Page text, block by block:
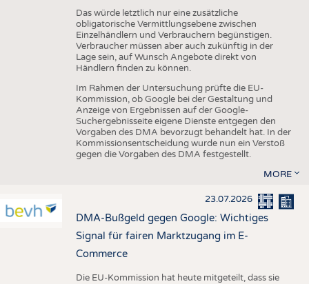
Das würde letztlich nur eine zusätzliche
obligatorische Vermittlungsebene zwischen
Einzelhändlern und Verbrauchern begünstigen.
Verbraucher müssen aber auch zukünftig in der
Lage sein, auf Wunsch Angebote direkt von
Händlern finden zu können.
Im Rahmen der Untersuchung prüfte die EU-
Kommission, ob Google bei der Gestaltung und
Anzeige von Ergebnissen auf der Google-
Suchergebnisseite eigene Dienste entgegen den
Vorgaben des DMA bevorzugt behandelt hat. In der
Kommissionsentscheidung wurde nun ein Verstoß
gegen die Vorgaben des DMA festgestellt.
MORE
23.07.2026
DMA-Bußgeld gegen Google: Wichtiges
Signal für fairen Marktzugang im E-
Commerce
Die EU-Kommission hat heute mitgeteilt, dass sie